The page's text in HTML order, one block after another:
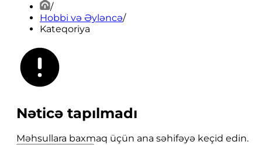
/
Hobbi və Əyləncə/
Kateqoriya
Nəticə tapılmadı
Məhsullara baxmaq üçün ana səhifəyə keçid edin.